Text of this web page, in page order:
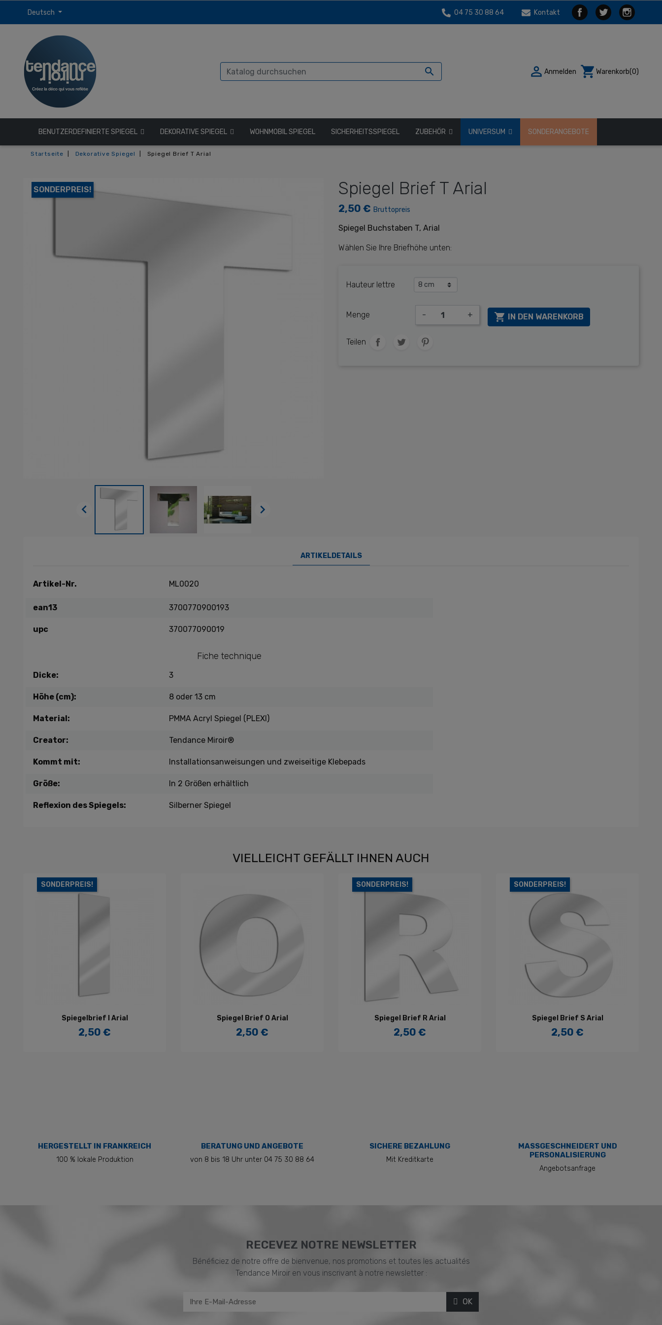
Deutsch 04 75 30 88 64 Kontakt
  Anmelden shopping_cart Warenkorb(0)
BENUTZERDEFINIERTE SPIEGEL DEKORATIVE SPIEGEL WOHNMOBIL SPIEGEL SICHERHEITSSPIEGEL ZUBEHÖR UNIVERSUM SONDERANGEBOTE
Startseite Dekorative Spiegel Spiegel Brief T Arial
SONDERPREIS!
 
Spiegel Brief T Arial
2,50 € Bruttopreis
Spiegel Buchstaben T, Arial
Wählen Sie Ihre Briefhöhe unten:
Hauteur lettre
Menge - +  IN DEN WARENKORB
Teilen
ARTIKELDETAILS
Artikel-Nr. ML0020
ean13 3700770900193
upc 370077090019
Fiche technique
Dicke: 3
Höhe (cm): 8 oder 13 cm
Material: PMMA Acryl Spiegel (PLEXI)
Creator: Tendance Miroir®
Kommt mit: Installationsanweisungen und zweiseitige Klebepads
Größe: In 2 Größen erhältlich
Reflexion des Spiegels: Silberner Spiegel
VIELLEICHT GEFÄLLT IHNEN AUCH
IN DEN WARENKORB
Spiegelbrief I Arial
Preis
2,50 €
SONDERPREIS!
IN DEN WARENKORB
Spiegel Brief O Arial
Preis
2,50 €
IN DEN WARENKORB
Spiegel Brief R Arial
Preis
2,50 €
SONDERPREIS!
IN DEN WARENKORB
Spiegel Brief S Arial
Preis
2,50 €
SONDERPREIS!
HERGESTELLT IN FRANKREICH
100 % lokale Produktion
BERATUNG UND ANGEBOTE
von 8 bis 18 Uhr unter 04 75 30 88 64
SICHERE BEZAHLUNG
Mit Kreditkarte
MASSGESCHNEIDERT UND P
ERSONALISIERUNG
Angebotsanfrage
RECEVEZ NOTRE NEWSLETTER
Bénéficiez de notre offre de bienvenue, nos promotions et toutes les actualités
Tendance Miroir en vous inscrivant à notre newsletter :
OK